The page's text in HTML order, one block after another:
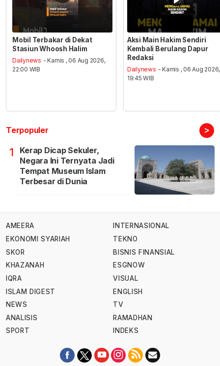
Mobil Terbakar di Dekat
Stasiun Whoosh Halim
Dailynews - Kamis , 06 Aug 2026,
22:00 WIB
Aksi Main Hakim Sendiri
Kembali Berulang Dapur
Redaksi
Dailynews - Kamis , 06 Aug 2026,
19:45 WIB
Terpopuler >
1
Kerap Dicap Sekuler,
Negara Ini Ternyata Jadi
Tempat Museum Islam
Terbesar di Dunia
AMEERA
EKONOMI SYARIAH
SKOR
KHAZANAH
IQRA
ISLAM DIGEST
NEWS
ANALISIS
SPORT
INTERNASIONAL
TEKNO
BISNIS FINANSIAL
ESGNOW
VISUAL
ENGLISH
TV
RAMADHAN
INDEKS